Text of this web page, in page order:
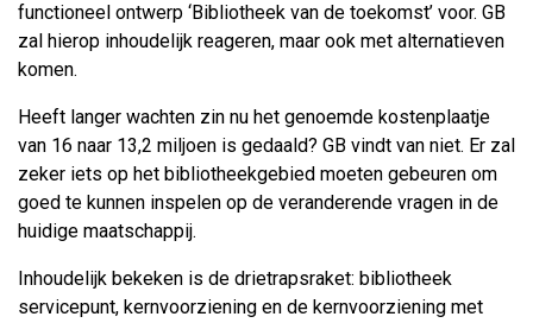
functioneel ontwerp ‘Bibliotheek van de toekomst’ voor. GB
zal hierop inhoudelijk reageren, maar ook met alternatieven
komen.
Heeft langer wachten zin nu het genoemde kostenplaatje
van 16 naar 13,2 miljoen is gedaald? GB vindt van niet. Er zal
zeker iets op het bibliotheekgebied moeten gebeuren om
goed te kunnen inspelen op de veranderende vragen in de
huidige maatschappij.
Inhoudelijk bekeken is de drietrapsraket: bibliotheek
servicepunt, kernvoorziening en de kernvoorziening met